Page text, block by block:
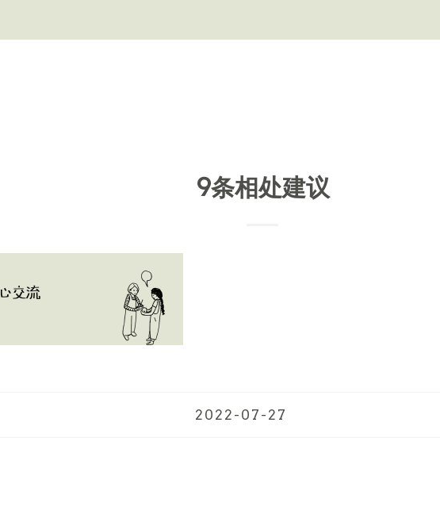
9条相处建议
2022-07-27